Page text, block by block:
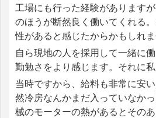
工場にも行った経験があります
のほうが断然良く働いてくれる
性があると感じたからかもしれま
自ら現地の人を採用して一緒に
勤勉さをより感じます。それに私
当時ですから、給料も非常に安
然冷房なんかまだ入っていなか
械のモーターの熱があるとその